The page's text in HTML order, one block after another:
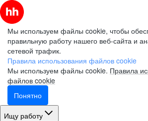
Мы используем файлы cookie, чтобы
правильную работу нашего веб-сайта и
сетевой трафик.
Правила использования файлов cookie
Мы используем файлы cookie. Правила
файлов cookie
Понятно
Ищу работу